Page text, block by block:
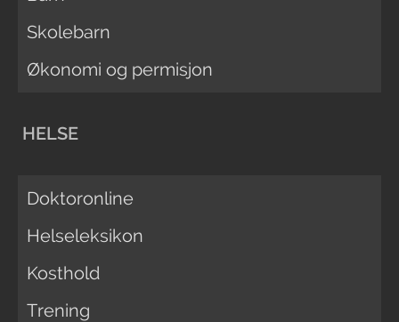
Skolebarn
Økonomi og permisjon
HELSE
Doktoronline
Helseleksikon
Kosthold
Trening